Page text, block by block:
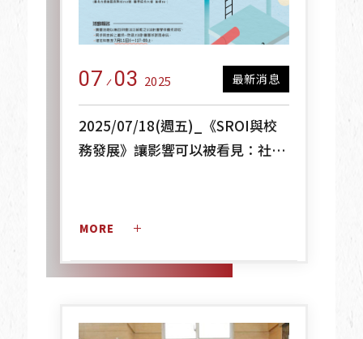
07 03 2025 最新消息
2025/07/18(週五)_《SROI與校
務發展》讓影響可以被看見：社會
MORE